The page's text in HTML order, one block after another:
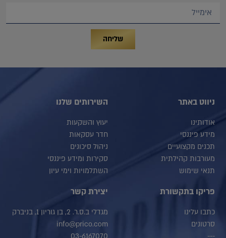
שליחה
ניווט באתר
אודותינו
מידע פיננסי
תכנים מקצועיים
מעורבות קהילתית
תנאי שימוש
השירותים שלנו
יעוץ והשקעות
חדר עסקאות
ניהול סיכונים
סקירות ומידע פיננסי
השתלמויות וימי עיון
פריקו בתקשורת
כתבו עלינו
סרטונים
יצירת קשר
מגדלי ב.ס.ר. 2, בן גוריון 1, בניברק
info@prico.com